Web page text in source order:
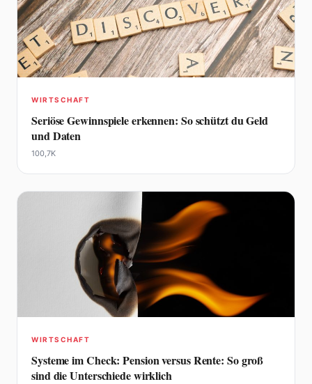
WIRTSCHAFT
Seriöse Gewinnspiele erkennen: So schützt du Geld
und Daten
100,7K
WIRTSCHAFT
Systeme im Check: Pension versus Rente: So groß
sind die Unterschiede wirklich